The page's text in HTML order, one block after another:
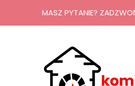
MASZ PYTANIE?